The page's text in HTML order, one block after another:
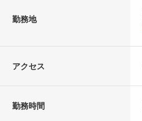
勤務地
アクセス
勤務時間